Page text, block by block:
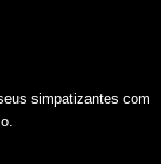
simpatizantes com